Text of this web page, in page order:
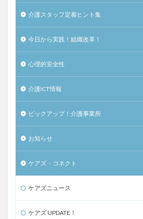
介護スタッフ定着ヒント集
今日から実践！組織改革！
心理的安全性
介護ICT情報
ピックアップ！介護事業所
お知らせ
ケアズ・コネクト
ケアズニュース
ケアズ UPDATE！